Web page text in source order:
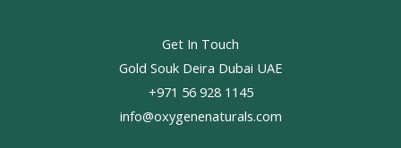
Get In Touch
Gold Souk Deira Dubai UAE
+971 56 928 1145
info@oxygenenaturals.com